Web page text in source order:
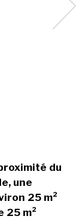
du
une
25 m²
25 m²